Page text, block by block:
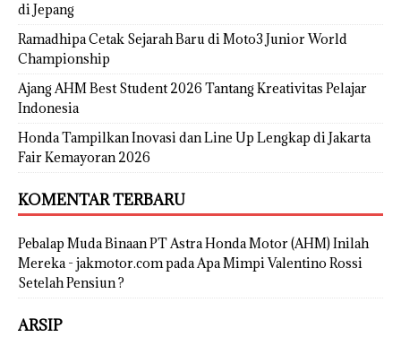
di Jepang
Ramadhipa Cetak Sejarah Baru di Moto3 Junior World
Championship
Ajang AHM Best Student 2026 Tantang Kreativitas Pelajar
Indonesia
Honda Tampilkan Inovasi dan Line Up Lengkap di Jakarta
Fair Kemayoran 2026
KOMENTAR TERBARU
Pebalap Muda Binaan PT Astra Honda Motor (AHM) Inilah
Mereka - jakmotor.compadaApa Mimpi Valentino Rossi
Setelah Pensiun ?
ARSIP